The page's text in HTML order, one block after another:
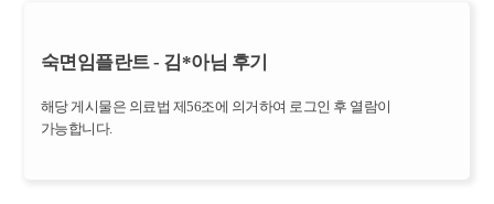
숙면임플란트 - 김*아님 후기
해당 게시물은 의료법 제56조에 의거하여 로그인 후 열람이
가능합니다.